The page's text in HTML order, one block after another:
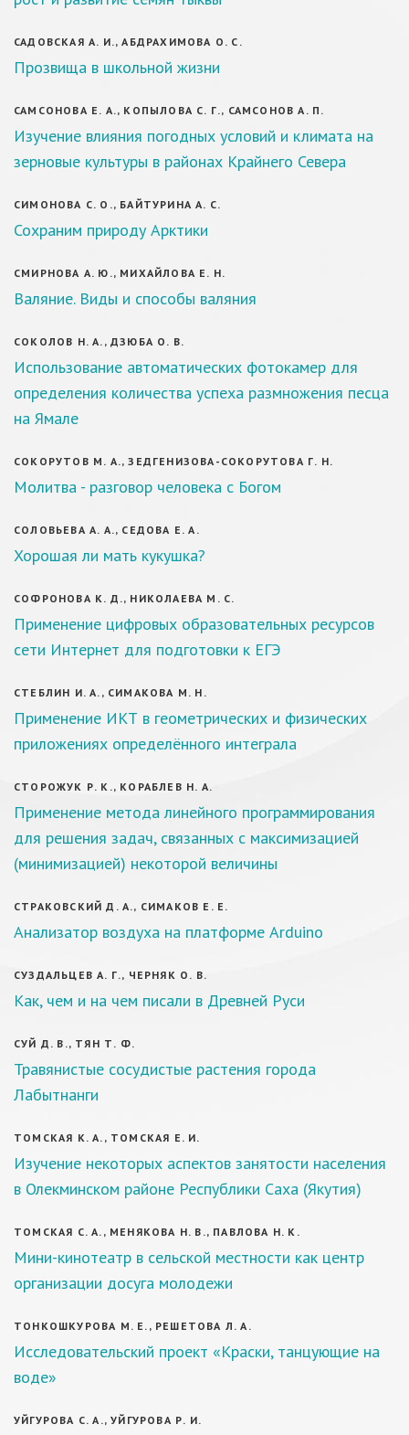
САДОВСКАЯ А. И., АБДРАХИМОВА О. С.
Прозвища в школьной жизни
САМСОНОВА Е. А., КОПЫЛОВА С. Г., САМСОНОВ А. П.
Изучение влияния погодных условий и климата на
зерновые культуры в районах Крайнего Севера
СИМОНОВА С. О., БАЙТУРИНА А. С.
Сохраним природу Арктики
СМИРНОВА А. Ю., МИХАЙЛОВА Е. Н.
Валяние. Виды и способы валяния
СОКОЛОВ Н. А., ДЗЮБА О. В.
Использование автоматических фотокамер для
определения количества успеха размножения песца
на Ямале
СОКОРУТОВ М. А., ЗЕДГЕНИЗОВА-СОКОРУТОВА Г. Н.
Молитва - разговор человека с Богом
СОЛОВЬЕВА А. А., СЕДОВА Е. А.
Хорошая ли мать кукушка?
СОФРОНОВА К. Д., НИКОЛАЕВА М. С.
Применение цифровых образовательных ресурсов
сети Интернет для подготовки к ЕГЭ
СТЕБЛИН И. А., СИМАКОВА М. Н.
Применение ИКТ в геометрических и физических
приложениях определённого интеграла
СТОРОЖУК Р. К., КОРАБЛЕВ Н. А.
Применение метода линейного программирования
для решения задач, связанных с максимизацией
(минимизацией) некоторой величины
СТРАКОВСКИЙ Д. А., СИМАКОВ Е. Е.
Анализатор воздуха на платформе Arduino
СУЗДАЛЬЦЕВ А. Г., ЧЕРНЯК О. В.
Как, чем и на чем писали в Древней Руси
СУЙ Д. В., ТЯН Т. Ф.
Травянистые сосудистые растения города
Лабытнанги
ТОМСКАЯ К. А., ТОМСКАЯ Е. И.
Изучение некоторых аспектов занятости населения
в Олекминском районе Республики Саха (Якутия)
ТОМСКАЯ С. А., МЕНЯКОВА Н. В., ПАВЛОВА Н. К.
Мини-кинотеатр в сельской местности как центр
организации досуга молодежи
ТОНКОШКУРОВА М. Е., РЕШЕТОВА Л. А.
Исследовательский проект «Краски, танцующие на
воде»
УЙГУРОВА С. А., УЙГУРОВА Р. И.